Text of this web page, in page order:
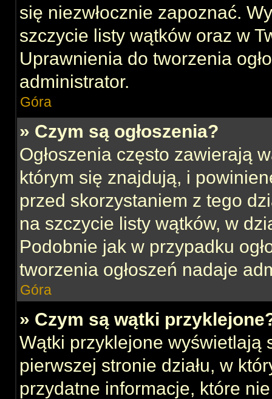
się niezwłocznie zapoznać.
szczycie listy wątków oraz w
Uprawnienia do tworzenia
administrator.
Góra
» Czym są ogłoszenia?
Ogłoszenia często zawierają
którym się znajdują, i
przed skorzystaniem z tego
na szczycie listy wątków, w
Podobnie jak w przypadku
tworzenia ogłoszeń nadaje
Góra
» Czym są wątki
Wątki przyklejone wyświetlają
pierwszej stronie działu, w
przydatne informacje, które